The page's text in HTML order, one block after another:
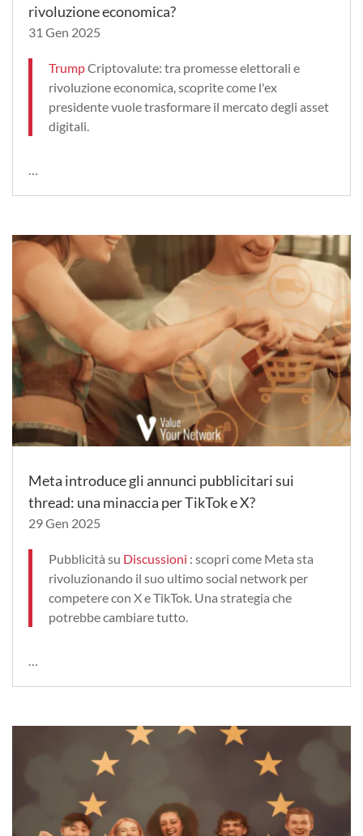
rivoluzione economica?
31 Gen 2025
TrumpCriptovalute: tra promesse elettorali e
rivoluzione economica, scoprite come l'ex
presidente vuole trasformare il mercato degli asset
digitali.
…
Meta introduce gli annunci pubblicitari sui
thread: una minaccia per TikTok e X?
29 Gen 2025
Pubblicità su Discussioni : scopri come Meta sta
rivoluzionando il suo ultimo social network per
competere con X e TikTok. Una strategia che
potrebbe cambiare tutto.
…